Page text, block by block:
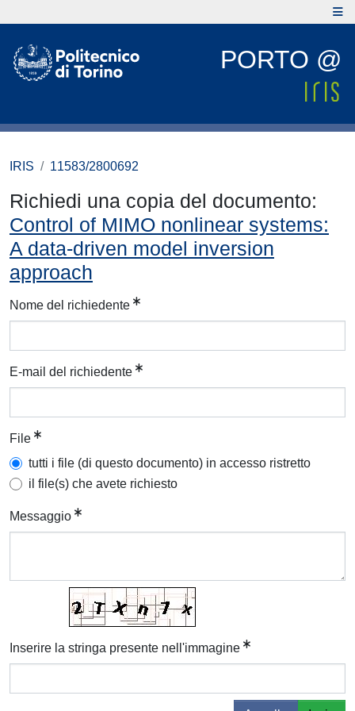
PORTO @
IRIS 11583/2800692
Richiedi una copia del documento:
Control of MIMO nonlinear systems:
A data-driven model inversion
approach
Nome del richiedente
E-mail del richiedente
File
tutti i file (di questo documento) in accesso ristretto
il file(s) che avete richiesto
Messaggio
Inserire la stringa presente nell'immagine